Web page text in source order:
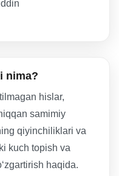
nima?
hislar,
samimiy
qiyinchiliklari va
kuch topish va
haqida.